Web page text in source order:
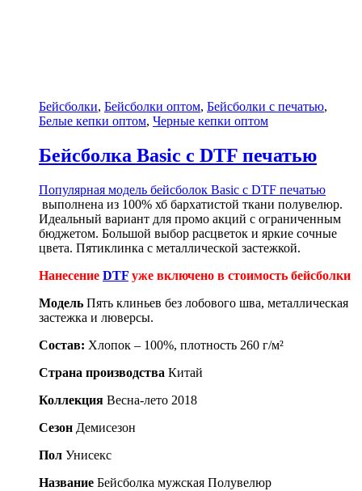
Бейсболки, Бейсболки оптом, Бейсболки с печатью,
Белые кепки оптом, Черные кепки оптом
Бейсболка Basic с DTF печатью
Популярная модель бейсболок Basic c DTF печатью
выполнена из 100% хб бархатистой ткани полувелюр.
Идеальный вариант для промо акций с ограниченным
бюджетом. Большой выбор расцветок и яркие сочные
цвета. Пятиклинка с металлической застежкой.
Нанесение DTF уже включено в стоимость бейсболки
Модель Пять клиньев без лобового шва, металлическая
застежка и люверсы.
Состав: Хлопок – 100%, плотность 260 г/м²
Страна производства Китай
Коллекция Весна-лето 2018
Сезон Демисезон
Пол Унисекс
Название Бейсболка мужская Полувелюр